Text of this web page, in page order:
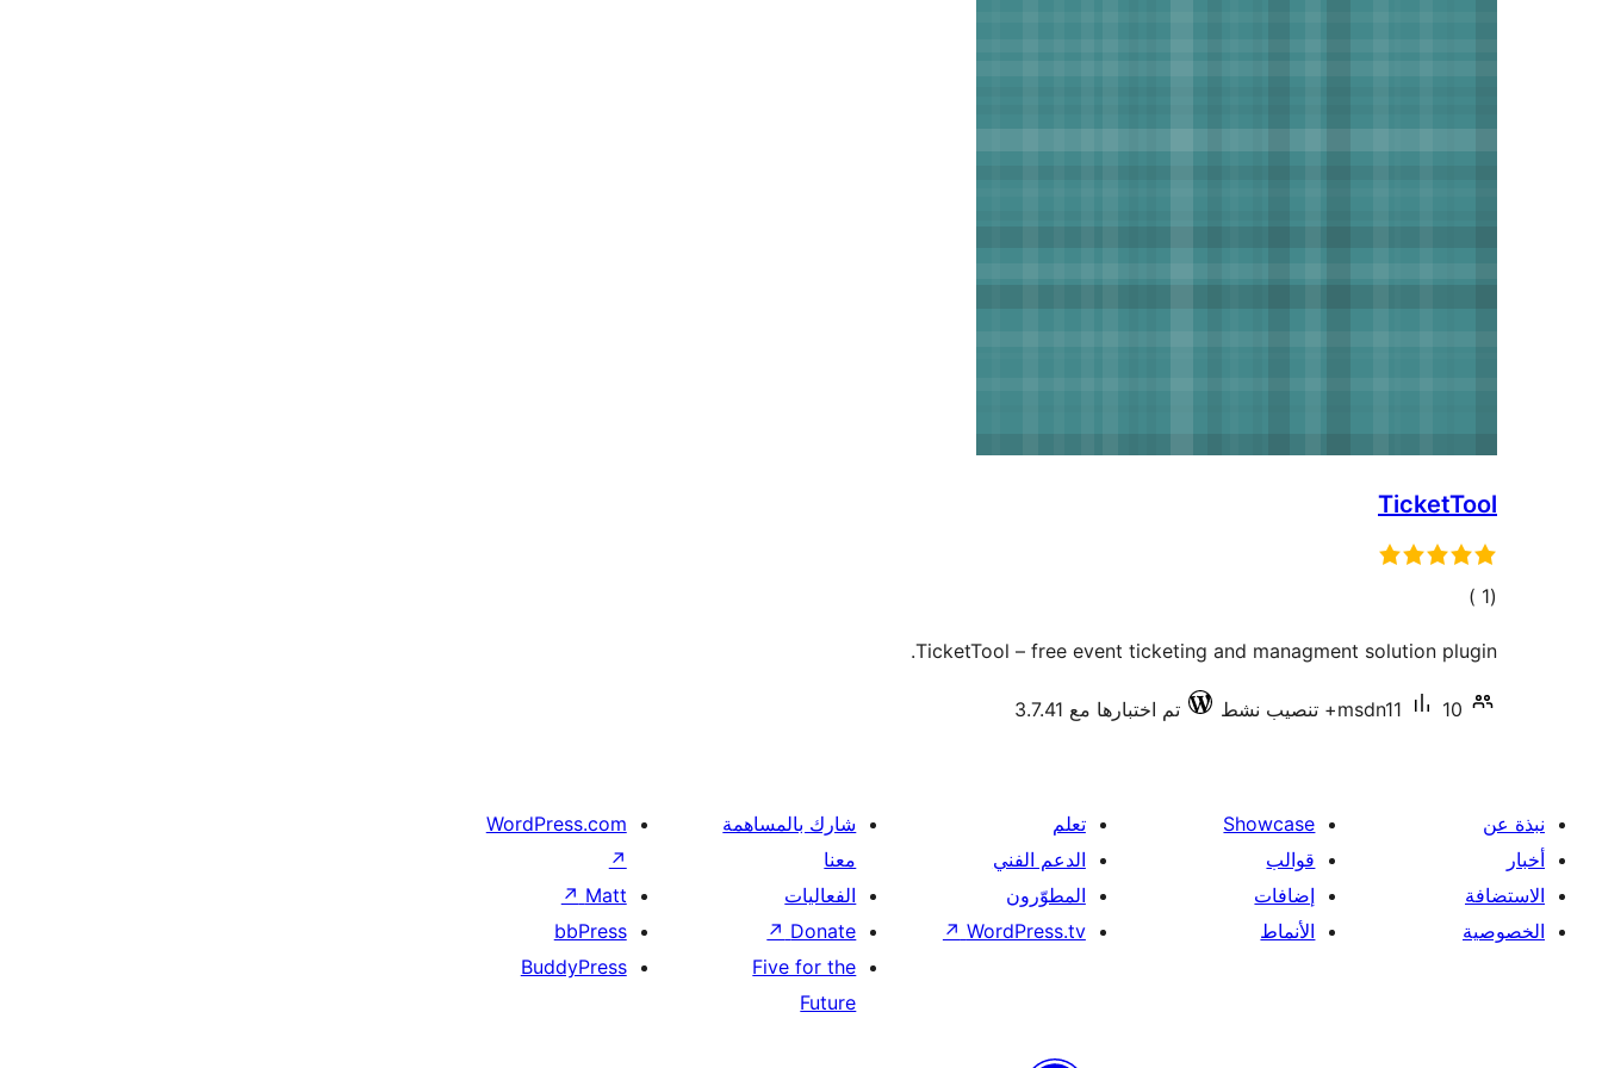
TicketTool
(1
إجمالي)
TicketTool – free event ticketing and managment solution plugin.
msdn11 10+ تنصيب نشط تم اختبارها مع 3.7.41
نبذة عن
أخبار
الاستضافة
الخصوصية
Showcase
قوالب
إضافات
الأنماط
تعلم
الدعم الفني
المطوّرون
WordPress.tv
↗
شارك بالمساهمة
معنا
الفعاليات
Donate
↗
Five for the
Future
WordPress.com
↗
Matt
↗
bbPress
BuddyPress